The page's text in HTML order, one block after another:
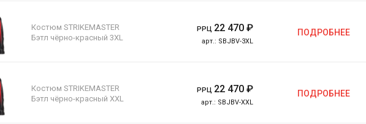
РРЦ 22 470₽
арт.: SBJBV-3XL
Костюм STRIKEMASTER
Бэтл чёрно-красный 3XL
ПОДРОБНЕЕ
РРЦ 22 470₽
арт.: SBJBV-XXL
Костюм STRIKEMASTER
Бэтл чёрно-красный XXL
ПОДРОБНЕЕ